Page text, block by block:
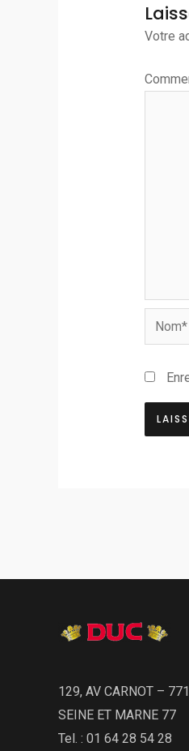
Votre
Nom*
129, AV CARNOT –
SEINE ET MARNE 77
Tel. : 01 64 28 54 28